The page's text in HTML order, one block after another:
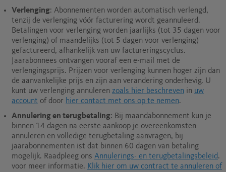
Verlenging: Abonnementen worden automatisch verlengd,
tenzij de verlenging vóór facturering wordt geannuleerd.
Betalingen voor verlenging worden jaarlijks (tot 35 dagen voor
verlenging) of maandelijks (tot 5 dagen voor verlenging)
gefactureerd, afhankelijk van uw factureringscyclus.
Jaarabonnees ontvangen vooraf een e-mail met de
verlengingsprijs. Prijzen voor verlenging kunnen hoger zijn dan
de aanvankelijke prijs en zijn aan verandering onderhevig. U
kunt uw verlenging annuleren zoals hier beschreven in uw
account of door hier contact met ons op te nemen.
Annulering en terugbetaling: Bij maandabonnement kun je
binnen 14 dagen na eerste aankoop je overeenkomsten
annuleren en volledige terugbetaling aanvragen, bij
jaarabonnementen ist dat binnen 60 dagen van betaling
mogelijk. Raadpleeg ons Annulerings- en terugbetalingsbeleid.
voor meer informatie. Klik hier om uw contract te annuleren of